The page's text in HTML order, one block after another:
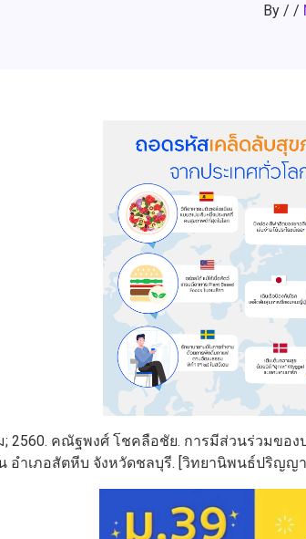
By / /
2560. คณัฐพงศ์ โชคลือชัย. การมีส่วนร่วมขอ
อำเภอสัตหีบ จังหวัดชลบุรี. [วิทยานิพนธ์ปริญ